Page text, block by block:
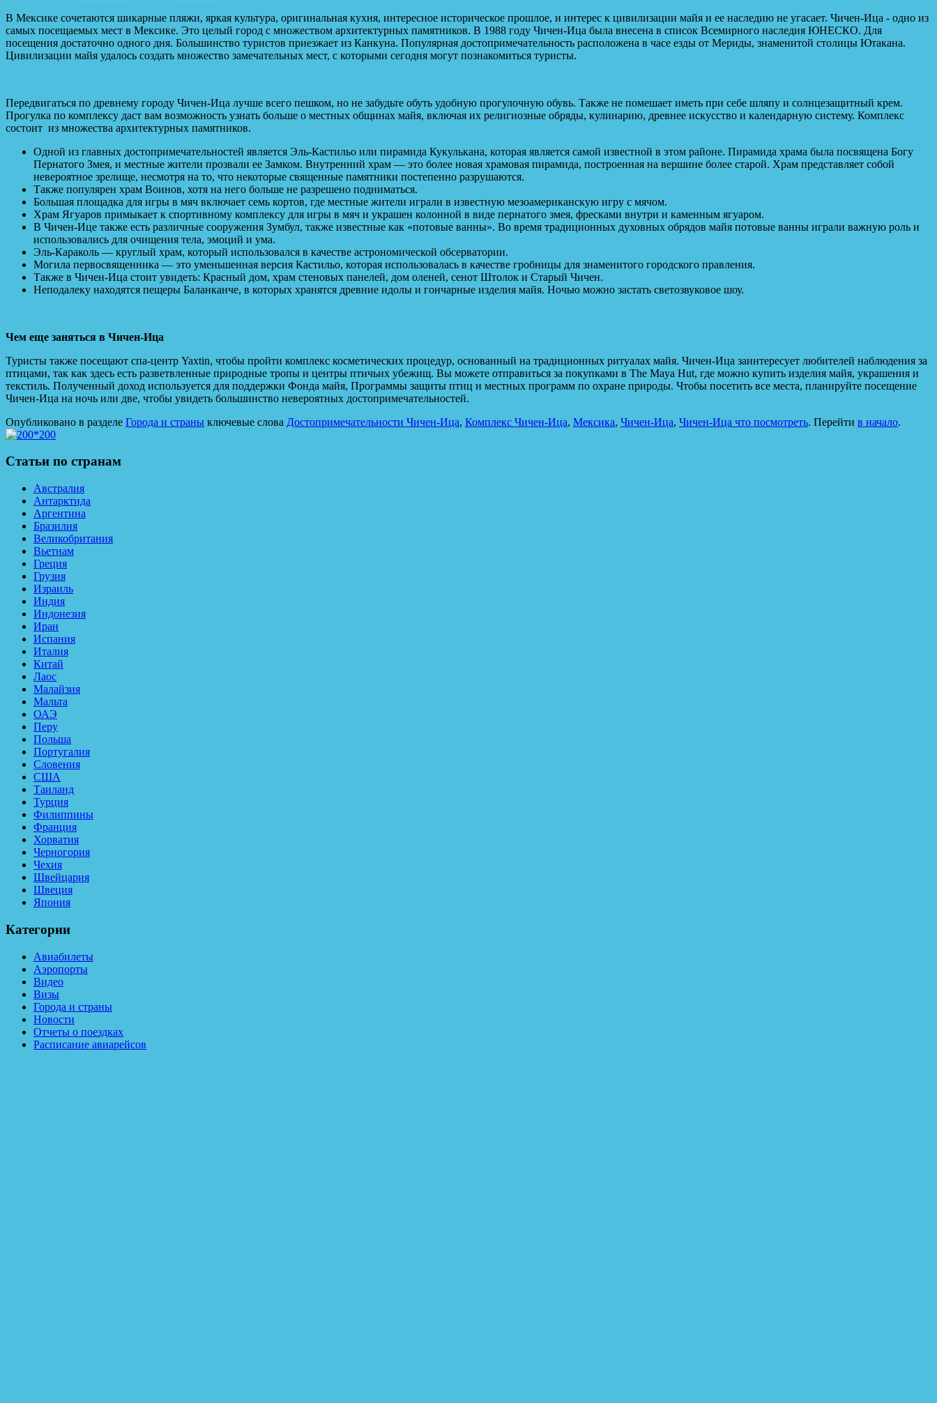
В Мексике сочетаются шикарные пляжи, яркая культура, оригинальная кухня, интересное историческое прошлое, и интерес к цивилизации майя и ее наследию не угасает. Чичен-Ица ​​- одно из
самых посещаемых мест в Мексике. Это целый город с множеством архитектурных памятников. В 1988 году Чичен-Ица была внесена в список Всемирного наследия ЮНЕСКО. Для
посещения достаточно одного дня. Большинство туристов приезжает из Канкуна. Популярная достопримечательность расположена в часе езды от Мериды, знаменитой столицы Ютакана.
Цивилизации майя удалось создать множество замечательных мест, с которыми сегодня могут познакомиться туристы.
Передвигаться по древнему городу Чичен-Ица лучше всего пешком, но не забудьте обуть удобную прогулочную обувь. Также не помешает иметь при себе шляпу и солнцезащитный крем.
Прогулка по комплексу даст вам возможность узнать больше о местных общинах майя, включая их религиозные обряды, кулинарию, древнее искусство и календарную систему. Комплекс
состоит из множества архитектурных памятников.
Одной из главных достопримечательностей является Эль-Кастильо или пирамида Кукулькана, которая является самой известной в этом районе. Пирамида храма была посвящена Богу
Пернатого Змея, и местные жители прозвали ее Замком. Внутренний храм — это более новая храмовая пирамида, построенная на вершине более старой. Храм представляет собой
невероятное зрелище, несмотря на то, что некоторые священные памятники постепенно разрушаются.
Также популярен храм Воинов, хотя на него больше не разрешено подниматься.
Большая площадка для игры в мяч включает семь кортов, где местные жители играли в известную мезоамериканскую игру с мячом.
Храм Ягуаров примыкает к спортивному комплексу для игры в мяч и украшен колонной в виде пернатого змея, фресками внутри и каменным ягуаром.
В Чичен-Ице также есть различные сооружения Зумбул, также известные как «потовые ванны». Во время традиционных духовных обрядов майя потовые ванны играли важную роль и
использовались для очищения тела, эмоций и ума.
Эль-Караколь — круглый храм, который использовался в качестве астрономической обсерватории.
Могила первосвященника — это уменьшенная версия Кастильо, которая использовалась в качестве гробницы для знаменитого городского правления.
Также в Чичен-Ица стоит увидеть: Красный дом, храм стеновых панелей, дом оленей, сенот Штолок и Старый Чичен.
Неподалеку находятся пещеры Баланканче, в которых хранятся древние идолы и гончарные изделия майя. Ночью можно застать светозвуковое шоу.
Чем еще заняться в Чичен-Ица
Туристы также посещают спа-центр Yaxtin, чтобы пройти комплекс косметических процедур, основанный на традиционных ритуалах майя. Чичен-Ица ​​заинтересует любителей наблюдения за
птицами, так как здесь есть разветвленные природные тропы и центры птичьих убежищ. Вы можете отправиться за покупками в The Maya Hut, где можно купить изделия майя, украшения и
текстиль. Полученный доход используется для поддержки Фонда майя, Программы защиты птиц и местных программ по охране природы. Чтобы посетить все места, планируйте посещение
Чичен-Ица на ночь или две, чтобы увидеть большинство невероятных достопримечательностей.
Опубликовано в разделе Города и страны ключевые слова Достопримечательности Чичен-Ица, Комплекс Чичен-Ица, Мексика, Чичен-Ица, Чичен-Ица что посмотреть. Перейти в начало.
Статьи по странам
Австралия
Антарктида
Аргентина
Бразилия
Великобритания
Вьетнам
Греция
Грузия
Израиль
Индия
Индонезия
Иран
Испания
Италия
Китай
Лаос
Малайзия
Мальта
ОАЭ
Перу
Польша
Португалия
Словения
США
Таиланд
Турция
Филиппины
Франция
Хорватия
Черногория
Чехия
Швейцария
Швеция
Япония
Категории
Авиабилеты
Аэропорты
Видео
Визы
Города и страны
Новости
Отчеты о поездках
Расписание авиарейсов